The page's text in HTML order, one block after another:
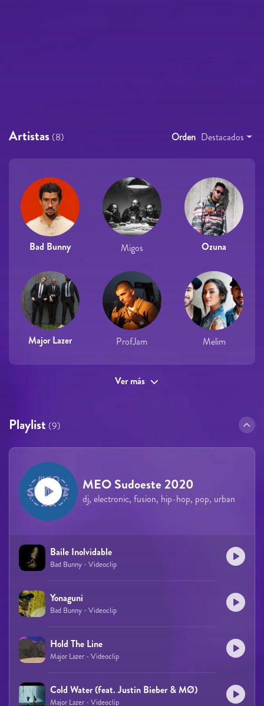
Artistas (8) Orden Destacados
Bad Bunny Migos Ozuna
Major Lazer ProfJam Melim
Ver más
Playlist (9)
MEO Sudoeste 2020
dj, electronic, fusion, hip-hop, pop, urban
Baile Inolvidable
Bad Bunny - Videoclip
Yonaguni
Bad Bunny - Videoclip
Hold The Line
Major Lazer - Videoclip
Cold Water (feat. Justin Bieber & MØ)
Major Lazer - Videoclip